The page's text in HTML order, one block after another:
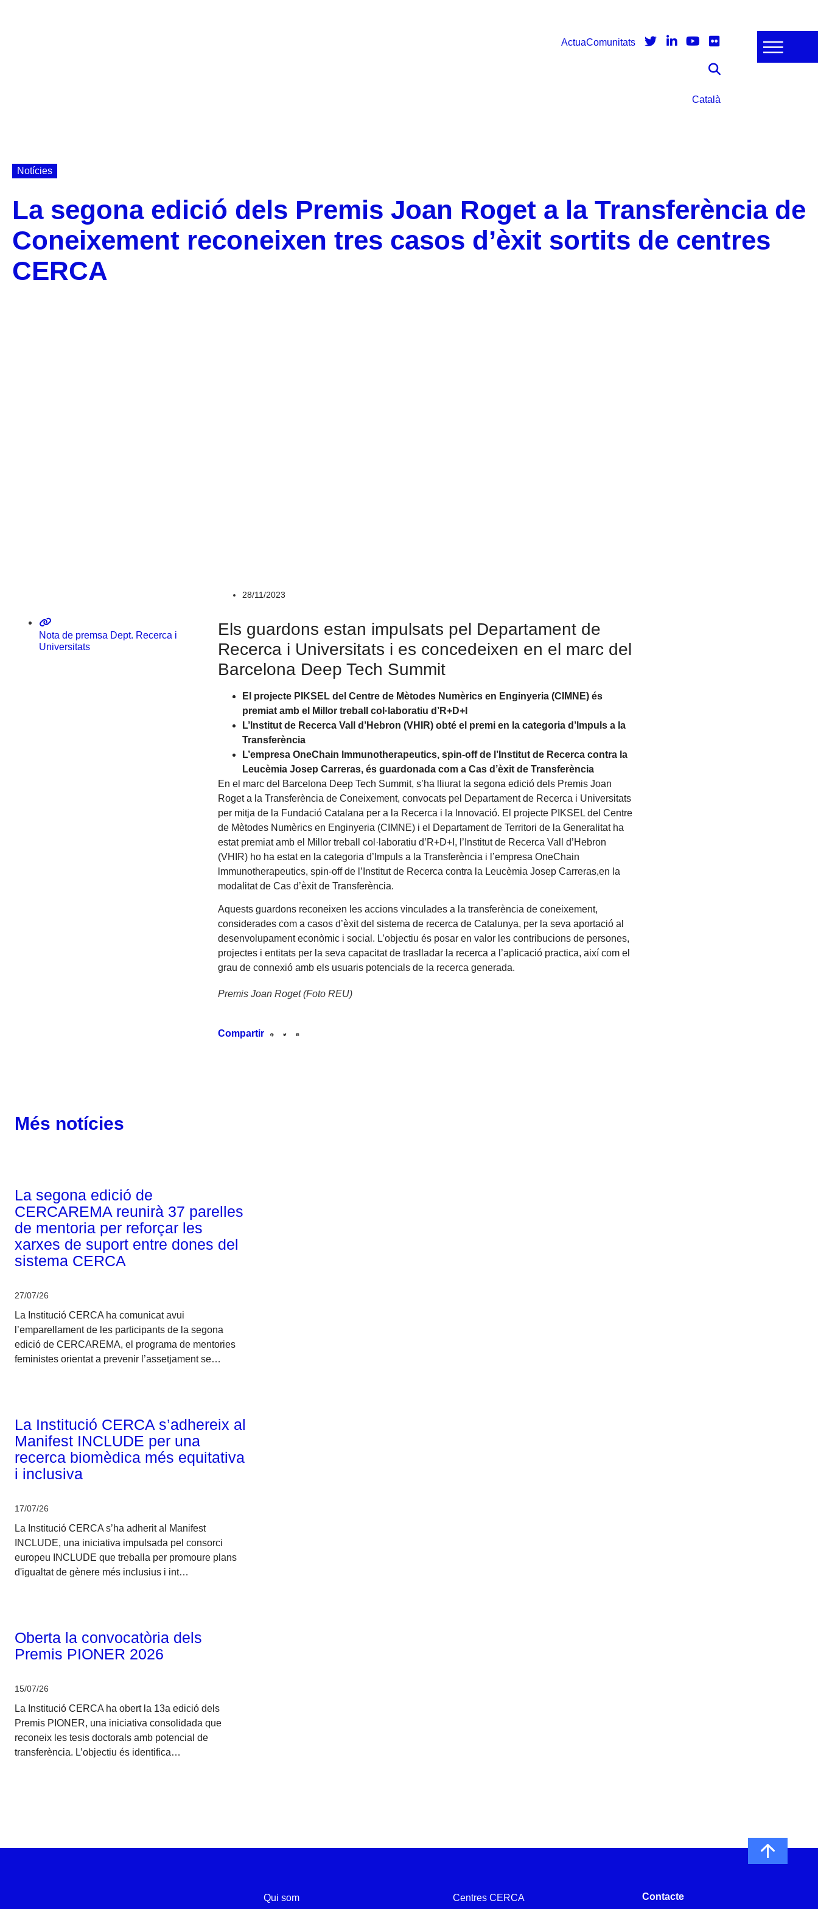
ActuaComunitats
Català
Notícies
La segona edició dels Premis Joan Roget a la Transferència de
Coneixement reconeixen tres casos d’èxit sortits de centres
CERCA
Nota de premsa Dept. Recerca i
Universitats
28/11/2023
Els guardons estan impulsats pel Departament de
Recerca i Universitats i es concedeixen en el marc del
Barcelona Deep Tech Summit
El projecte PIKSEL del Centre de Mètodes Numèrics en Enginyeria (CIMNE) és
premiat amb el Millor treball col·laboratiu d’R+D+I
L’lnstitut de Recerca Vall d’Hebron (VHIR) obté el premi en la categoria d’lmpuls a la
Transferència
L’empresa OneChain lmmunotherapeutics, spin-off de l’Institut de Recerca contra la
Leucèmia Josep Carreras, és guardonada com a Cas d’èxit de Transferència
En el marc del Barcelona Deep Tech Summit, s’ha lliurat la segona edició dels Premis Joan
Roget a la Transferència de Coneixement, convocats pel Departament de Recerca i Universitats
per mitja de la Fundació Catalana per a la Recerca i la lnnovació. El projecte PIKSEL del Centre
de Mètodes Numèrics en Enginyeria (CIMNE) i el Departament de Territori de la Generalitat ha
estat premiat amb el Millor treball col·laboratiu d’R+D+I, l’Institut de Recerca Vall d’Hebron
(VHIR) ho ha estat en la categoria d’lmpuls a la Transferència i l’empresa OneChain
lmmunotherapeutics, spin-off de l’Institut de Recerca contra la Leucèmia Josep Carreras,en la
modalitat de Cas d’èxit de Transferència.
Aquests guardons reconeixen les accions vinculades a la transferència de coneixement,
considerades com a casos d’èxit del sistema de recerca de Catalunya, per la seva aportació al
desenvolupament econòmic i social. L’objectiu és posar en valor les contribucions de persones,
projectes i entitats per la seva capacitat de traslladar la recerca a l’aplicació practica, així com el
grau de connexió amb els usuaris potencials de la recerca generada.
Premis Joan Roget (Foto REU)
Compartir
Més notícies
La segona edició de
CERCAREMA reunirà 37 parelles
de mentoria per reforçar les
xarxes de suport entre dones del
sistema CERCA
27/07/26
La Institució CERCA ha comunicat avui
l’emparellament de les participants de la segona
edició de CERCAREMA, el programa de mentories
feministes orientat a prevenir l’assetjament se…
La Institució CERCA s’adhereix al
Manifest INCLUDE per una
recerca biomèdica més equitativa
i inclusiva
17/07/26
La Institució CERCA s’ha adherit al Manifest
INCLUDE, una iniciativa impulsada pel consorci
europeu INCLUDE que treballa per promoure plans
d'igualtat de gènere més inclusius i int…
Oberta la convocatòria dels
Premis PIONER 2026
15/07/26
La Institució CERCA ha obert la 13a edició dels
Premis PIONER, una iniciativa consolidada que
reconeix les tesis doctorals amb potencial de
transferència. L’objectiu és identifica…
Qui som Centres CERCA Contacte